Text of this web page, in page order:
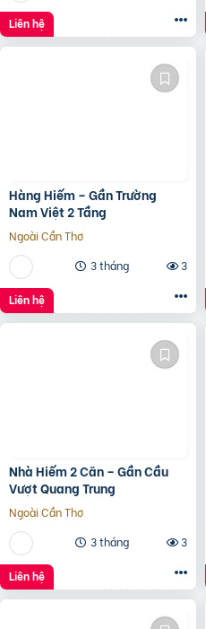
Liên hệ
Hàng Hiếm – Gần Trường
Nam Việt 2 Tầng
Ngoài Cần Thơ
3 tháng
3
Liên hệ
Nhà Hiếm 2 Căn – Gần Cầu
Vượt Quang Trung
Ngoài Cần Thơ
3 tháng
3
Liên hệ